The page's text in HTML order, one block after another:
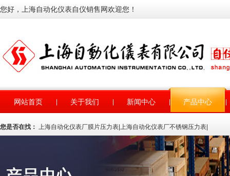
您好，上海自动化仪表自仪销售网欢迎您！
网站首页 关于我们 新闻中心 产品中心
您是否在找： 上海自动化仪表厂膜片压力表 上海自动化仪表厂不锈钢压力表